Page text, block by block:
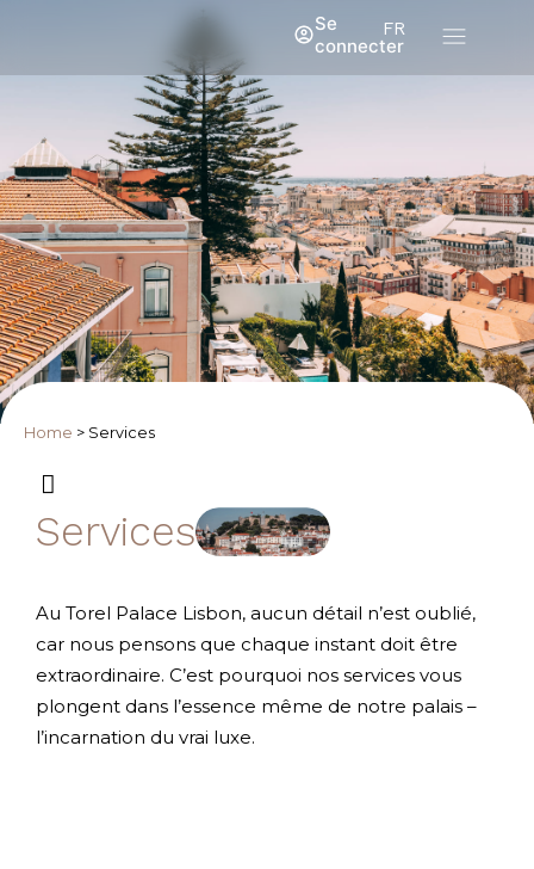
FR
Se
connecter
Home > Services
Services
Au Torel Palace Lisbon, aucun détail n’est oublié,
car nous pensons que chaque instant doit être
extraordinaire. C’est pourquoi nos services vous
plongent dans l’essence même de notre palais –
l’incarnation du vrai luxe.